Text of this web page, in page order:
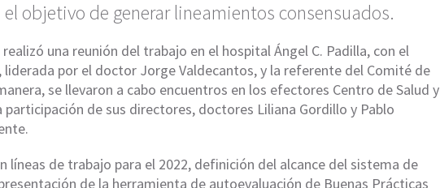
objetivo de generar lineamientos consensuados.
una reunión del trabajo en el hospital Ángel C. Padilla, con el
liderada por el doctor Jorge Valdecantos, y la referente del Comité de
se llevaron a cabo encuentros en los efectores Centro de Salud y
participación de sus directores, doctores Liliana Gordillo y Pablo
líneas de trabajo para el 2022, definición del alcance del sistema de
de la herramienta de autoevaluación de Buenas Prácticas